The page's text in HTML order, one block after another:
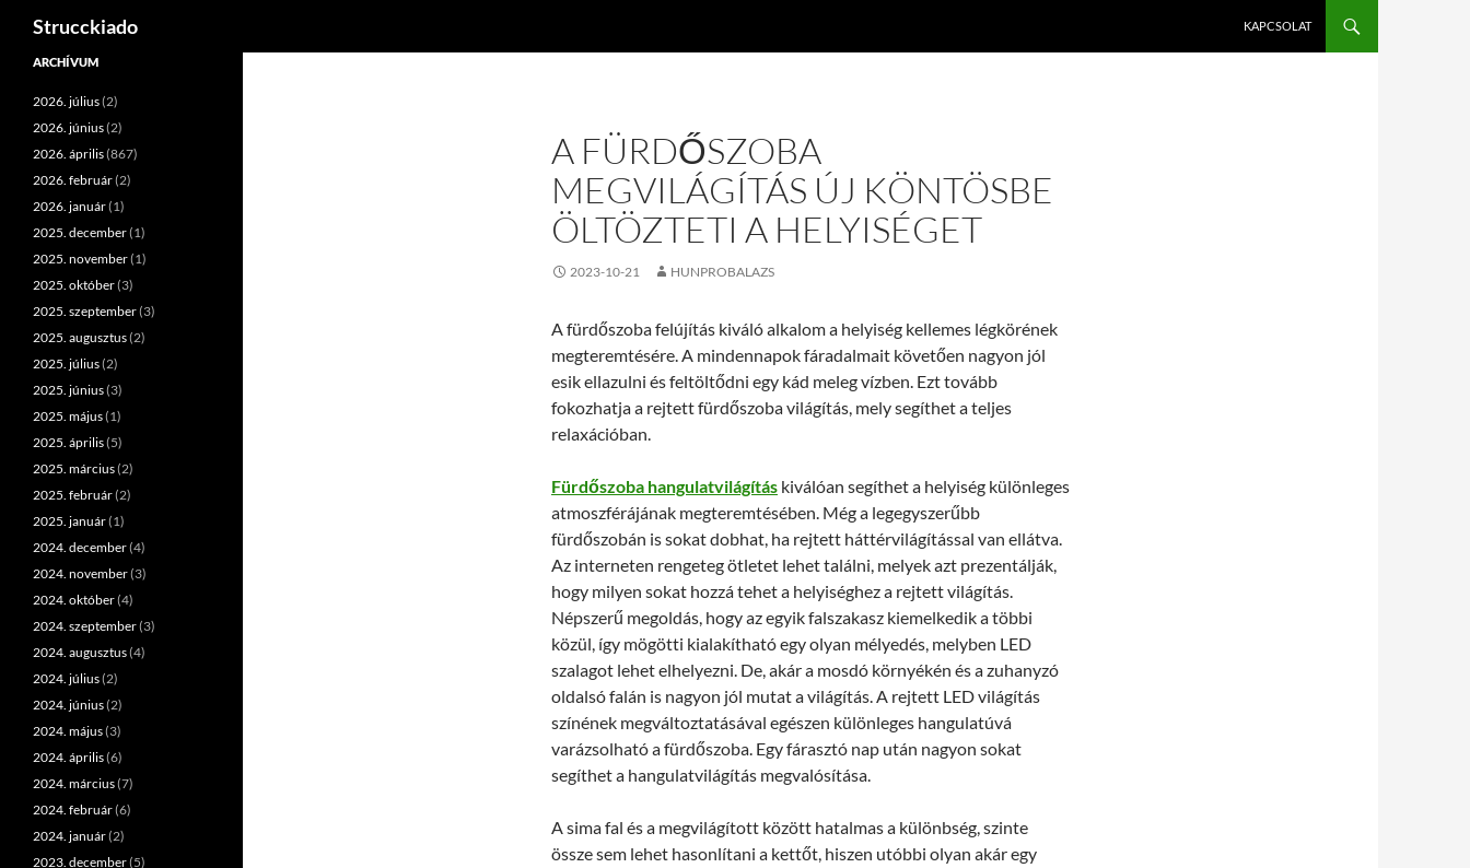
Tartalomhoz
Strucckiado KAPCSOLAT
A FÜRDŐSZOBA
MEGVILÁGÍTÁS ÚJ KÖNTÖSBE
ÖLTÖZTETI A HELYISÉGET
2023-10-21 HUNPROBALAZS
A fürdőszoba felújítás kiváló alkalom a helyiség kellemes légkörének
megteremtésére. A mindennapok fáradalmait követően nagyon jól
esik ellazulni és feltöltődni egy kád meleg vízben. Ezt tovább
fokozhatja a rejtett fürdőszoba világítás, mely segíthet a teljes
relaxációban.
Fürdőszoba hangulatvilágítás kiválóan segíthet a helyiség különleges
atmoszférájának megteremtésében. Még a legegyszerűbb
fürdőszobán is sokat dobhat, ha rejtett háttérvilágítással van ellátva.
Az interneten rengeteg ötletet lehet találni, melyek azt prezentálják,
hogy milyen sokat hozzá tehet a helyiséghez a rejtett világítás.
Népszerű megoldás, hogy az egyik falszakasz kiemelkedik a többi
közül, így mögötti kialakítható egy olyan mélyedés, melyben LED
szalagot lehet elhelyezni. De, akár a mosdó környékén és a zuhanyzó
oldalsó falán is nagyon jól mutat a világítás. A rejtett LED világítás
színének megváltoztatásával egészen különleges hangulatúvá
varázsolható a fürdőszoba. Egy fárasztó nap után nagyon sokat
segíthet a hangulatvilágítás megvalósítása.
A sima fal és a megvilágított között hatalmas a különbség, szinte
össze sem lehet hasonlítani a kettőt, hiszen utóbbi olyan akár egy
ARCHÍVUM
2026. július(2)
2026. június(2)
2026. április(867)
2026. február(2)
2026. január(1)
2025. december(1)
2025. november(1)
2025. október(3)
2025. szeptember(3)
2025. augusztus(2)
2025. július(2)
2025. június(3)
2025. május(1)
2025. április(5)
2025. március(2)
2025. február(2)
2025. január(1)
2024. december(4)
2024. november(3)
2024. október(4)
2024. szeptember(3)
2024. augusztus(4)
2024. július(2)
2024. június(2)
2024. május(3)
2024. április(6)
2024. március(7)
2024. február(6)
2024. január(2)
2023. december(5)